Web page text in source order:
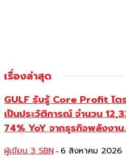
เรื่องล่าสุด
GULF รับรู้ Core Profit ไ
เป็นประวัติการณ์ จำนวน
74% YoY จากธุรกิจพลังงาน
ผู้เขียน 3 SBN - 6 สิงหาคม 2026